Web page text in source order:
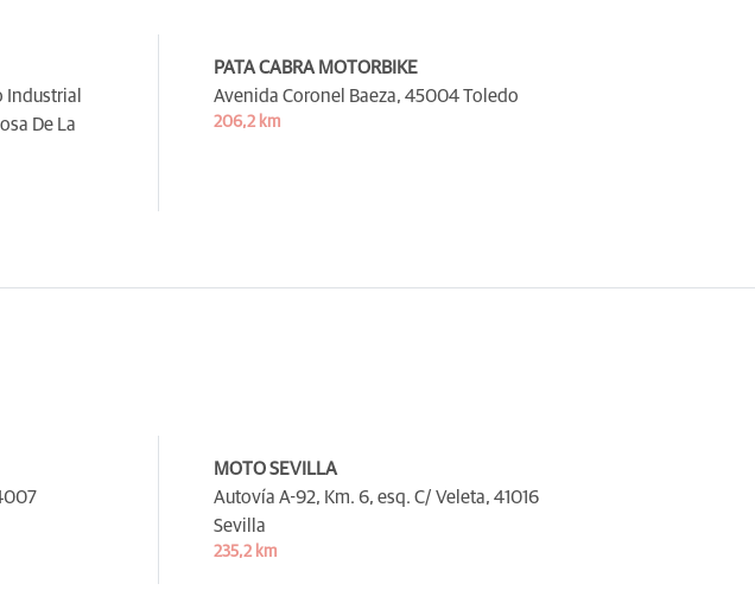
Industrial
De La
PATA CABRA MOTORBIKE
Avenida Coronel Baeza, 45004 Toledo
206,2 km
MOTO SEVILLA
Autovía A-92, Km. 6, esq. C/ Veleta, 41016
Sevilla
235,2 km